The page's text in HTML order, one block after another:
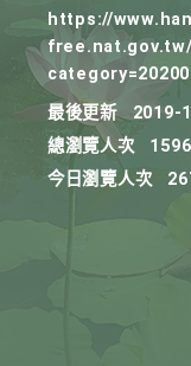
https://
最後更新
2019-
總瀏覽人次
今日瀏覽人次